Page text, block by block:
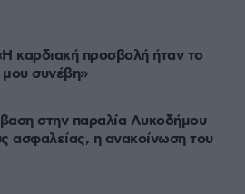
καρδιακή προσβολή ήταν το
συνέβη»
στην παραλία Λυκοδήμου
ασφαλείας, η ανακοίνωση του